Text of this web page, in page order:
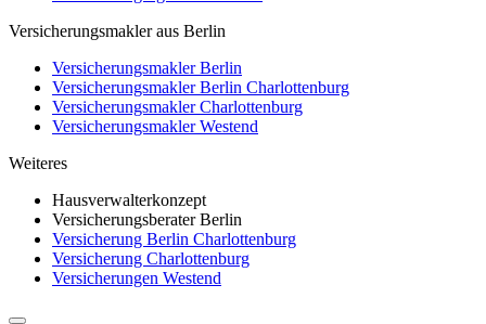
Versicherungsmakler aus Berlin
Versicherungsmakler Berlin
Versicherungsmakler Berlin Charlottenburg
Versicherungsmakler Charlottenburg
Versicherungsmakler Westend
Weiteres
Hausverwalterkonzept
Versicherungsberater Berlin
Versicherung Berlin Charlottenburg
Versicherung Charlottenburg
Versicherungen Westend